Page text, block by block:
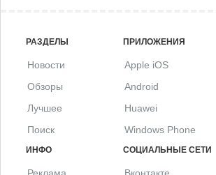
РАЗДЕЛЫ
Новости
Обзоры
Лучшее
Поиск
ПРИЛОЖЕНИЯ
Apple iOS
Android
Huawei
Windows Phone
ИНФО СОЦИАЛЬНЫЕ СЕТИ